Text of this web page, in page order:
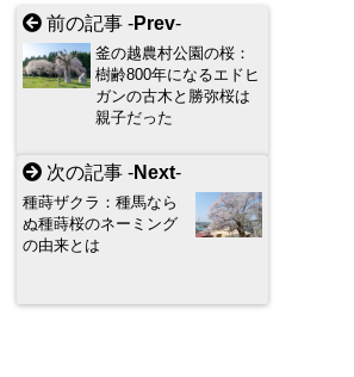
前の記事 -Prev-
釜の越農村公園の桜：
樹齢800年になるエドヒ
ガンの古木と勝弥桜は
親子だった
次の記事 -Next-
種蒔ザクラ：種馬なら
ぬ種蒔桜のネーミング
の由来とは